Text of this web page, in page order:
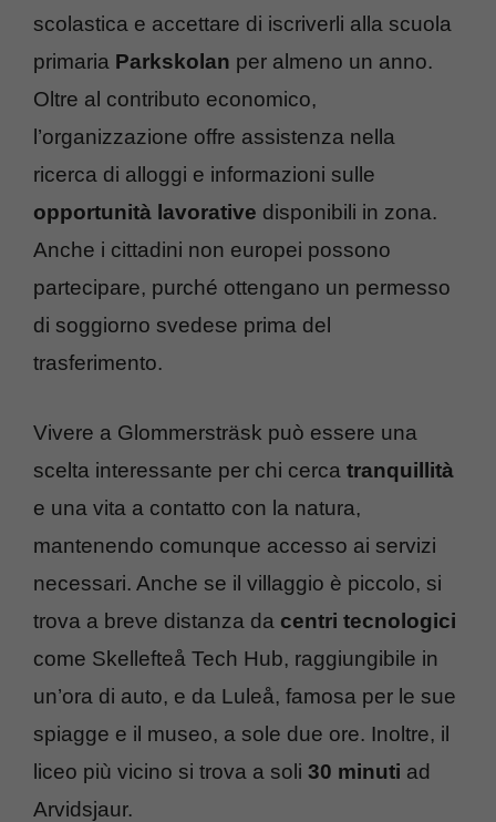
scolastica e accettare di iscriverli alla scuola
primaria Parkskolan per almeno un anno.
Oltre al contributo economico,
l’organizzazione offre assistenza nella
ricerca di alloggi e informazioni sulle
opportunità lavorative disponibili in zona.
Anche i cittadini non europei possono
partecipare, purché ottengano un permesso
di soggiorno svedese prima del
trasferimento.
Vivere a Glommersträsk può essere una
scelta interessante per chi cerca tranquillità
e una vita a contatto con la natura,
mantenendo comunque accesso ai servizi
necessari. Anche se il villaggio è piccolo, si
trova a breve distanza da centri tecnologici
come Skellefteå Tech Hub, raggiungibile in
un’ora di auto, e da Luleå, famosa per le sue
spiagge e il museo, a sole due ore. Inoltre, il
liceo più vicino si trova a soli 30 minuti ad
Arvidsjaur.